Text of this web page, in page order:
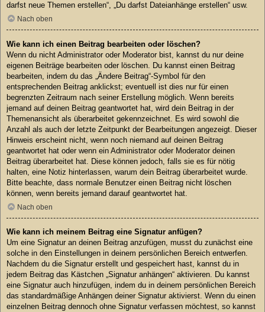
darfst neue Themen erstellen“, „Du darfst Dateianhänge erstellen“ usw.
Nach oben
Wie kann ich einen Beitrag bearbeiten oder löschen?
Wenn du nicht Administrator oder Moderator bist, kannst du nur deine
eigenen Beiträge bearbeiten oder löschen. Du kannst einen Beitrag
bearbeiten, indem du das „Ändere Beitrag“-Symbol für den
entsprechenden Beitrag anklickst; eventuell ist dies nur für einen
begrenzten Zeitraum nach seiner Erstellung möglich. Wenn bereits
jemand auf deinen Beitrag geantwortet hat, wird dein Beitrag in der
Themenansicht als überarbeitet gekennzeichnet. Es wird sowohl die
Anzahl als auch der letzte Zeitpunkt der Bearbeitungen angezeigt. Dieser
Hinweis erscheint nicht, wenn noch niemand auf deinen Beitrag
geantwortet hat oder wenn ein Administrator oder Moderator deinen
Beitrag überarbeitet hat. Diese können jedoch, falls sie es für nötig
halten, eine Notiz hinterlassen, warum dein Beitrag überarbeitet wurde.
Bitte beachte, dass normale Benutzer einen Beitrag nicht löschen
können, wenn bereits jemand darauf geantwortet hat.
Nach oben
Wie kann ich meinem Beitrag eine Signatur anfügen?
Um eine Signatur an deinen Beitrag anzufügen, musst du zunächst eine
solche in den Einstellungen in deinem persönlichen Bereich entwerfen.
Nachdem du die Signatur erstellt und gespeichert hast, kannst du in
jedem Beitrag das Kästchen „Signatur anhängen“ aktivieren. Du kannst
eine Signatur auch hinzufügen, indem du in deinem persönlichen Bereich
das standardmäßige Anhängen deiner Signatur aktivierst. Wenn du einen
einzelnen Beitrag dennoch ohne Signatur verfassen möchtest, so kannst